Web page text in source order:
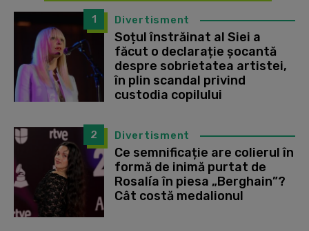
1 Divertisment
Soțul înstrăinat al Siei a
făcut o declarație șocantă
despre sobrietatea artistei,
în plin scandal privind
custodia copilului
2 Divertisment
Ce semnificație are colierul în
formă de inimă purtat de
Rosalía în piesa „Berghain”?
Cât costă medalionul